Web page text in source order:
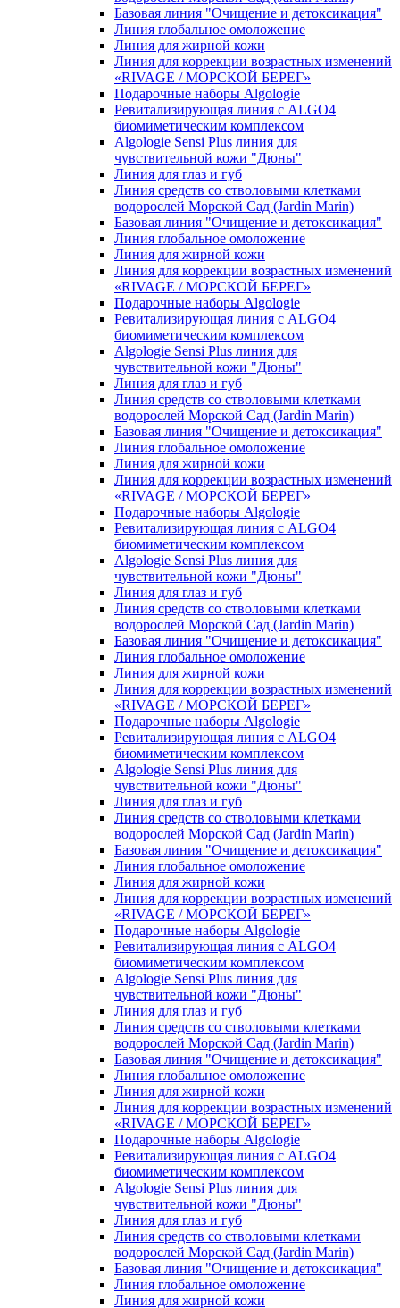
Базовая линия "Очищение и детоксикация"
Линия глобальное омоложение
Линия для жирной кожи
Линия для коррекции возрастных изменений
«RIVAGE / МОРСКОЙ БЕРЕГ»
Подарочные наборы Algologie
Ревитализирующая линия с ALGO4
биомиметическим комплексом
Algologie Sensi Plus линия для
чувcтвительной кожи "Дюны"
Линия для глаз и губ
Линия средств со стволовыми клетками
водорослей Морской Сад (Jardin Marin)
Базовая линия "Очищение и детоксикация"
Линия глобальное омоложение
Линия для жирной кожи
Линия для коррекции возрастных изменений
«RIVAGE / МОРСКОЙ БЕРЕГ»
Подарочные наборы Algologie
Ревитализирующая линия с ALGO4
биомиметическим комплексом
Algologie Sensi Plus линия для
чувcтвительной кожи "Дюны"
Линия для глаз и губ
Линия средств со стволовыми клетками
водорослей Морской Сад (Jardin Marin)
Базовая линия "Очищение и детоксикация"
Линия глобальное омоложение
Линия для жирной кожи
Линия для коррекции возрастных изменений
«RIVAGE / МОРСКОЙ БЕРЕГ»
Подарочные наборы Algologie
Ревитализирующая линия с ALGO4
биомиметическим комплексом
Algologie Sensi Plus линия для
чувcтвительной кожи "Дюны"
Линия для глаз и губ
Линия средств со стволовыми клетками
водорослей Морской Сад (Jardin Marin)
Базовая линия "Очищение и детоксикация"
Линия глобальное омоложение
Линия для жирной кожи
Линия для коррекции возрастных изменений
«RIVAGE / МОРСКОЙ БЕРЕГ»
Подарочные наборы Algologie
Ревитализирующая линия с ALGO4
биомиметическим комплексом
Algologie Sensi Plus линия для
чувcтвительной кожи "Дюны"
Линия для глаз и губ
Линия средств со стволовыми клетками
водорослей Морской Сад (Jardin Marin)
Базовая линия "Очищение и детоксикация"
Линия глобальное омоложение
Линия для жирной кожи
Линия для коррекции возрастных изменений
«RIVAGE / МОРСКОЙ БЕРЕГ»
Подарочные наборы Algologie
Ревитализирующая линия с ALGO4
биомиметическим комплексом
Algologie Sensi Plus линия для
чувcтвительной кожи "Дюны"
Линия для глаз и губ
Линия средств со стволовыми клетками
водорослей Морской Сад (Jardin Marin)
Базовая линия "Очищение и детоксикация"
Линия глобальное омоложение
Линия для жирной кожи
Линия для коррекции возрастных изменений
«RIVAGE / МОРСКОЙ БЕРЕГ»
Подарочные наборы Algologie
Ревитализирующая линия с ALGO4
биомиметическим комплексом
Algologie Sensi Plus линия для
чувcтвительной кожи "Дюны"
Линия для глаз и губ
Линия средств со стволовыми клетками
водорослей Морской Сад (Jardin Marin)
Базовая линия "Очищение и детоксикация"
Линия глобальное омоложение
Линия для жирной кожи